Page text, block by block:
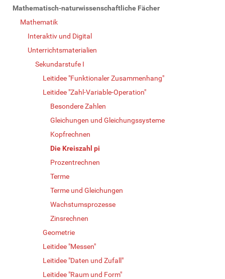
Mathematisch-naturwissenschaftliche Fächer
Mathematik
Interaktiv und Digital
Unterrichtsmaterialien
Sekundarstufe I
Leitidee "Funktionaler Zusammenhang"
Leitidee "Zahl-Variable-Operation"
Besondere Zahlen
Gleichungen und Gleichungssysteme
Kopfrechnen
Die Kreiszahl pi
Prozentrechnen
Terme
Terme und Gleichungen
Wachstumsprozesse
Zinsrechnen
Geometrie
Leitidee "Messen"
Leitidee "Daten und Zufall"
Leitidee "Raum und Form"